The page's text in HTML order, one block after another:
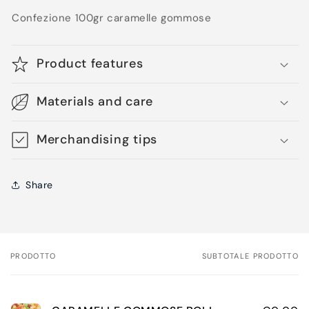
Confezione 100gr caramelle gommose
Product features
Materials and care
Merchandising tips
Share
Il
PRODOTTO SUBTOTALE PRODOTTO